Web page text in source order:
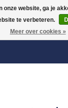
binnen NL | Op voorraad
gratis verzonden
onze website, ga je
te verbeteren.
Meer over cookies »